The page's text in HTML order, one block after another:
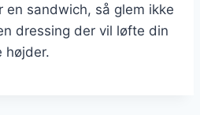
sandwich, så glem ikke
dressing der vil løfte din
højder.